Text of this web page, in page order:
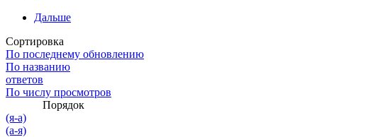
Дальше
Сортировка
По последнему обновлению
По названию
ответов
По числу просмотров
Порядок
(я-а)
(а-я)